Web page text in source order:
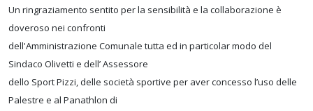
Un ringraziamento sentito per la sensibilità e la collaborazione è
doveroso nei confronti
dell'Amministrazione Comunale tutta ed in particolar modo del
Sindaco Olivetti e dell’ Assessore
dello Sport Pizzi, delle società sportive per aver concesso l’uso delle
Palestre e al Panathlon di